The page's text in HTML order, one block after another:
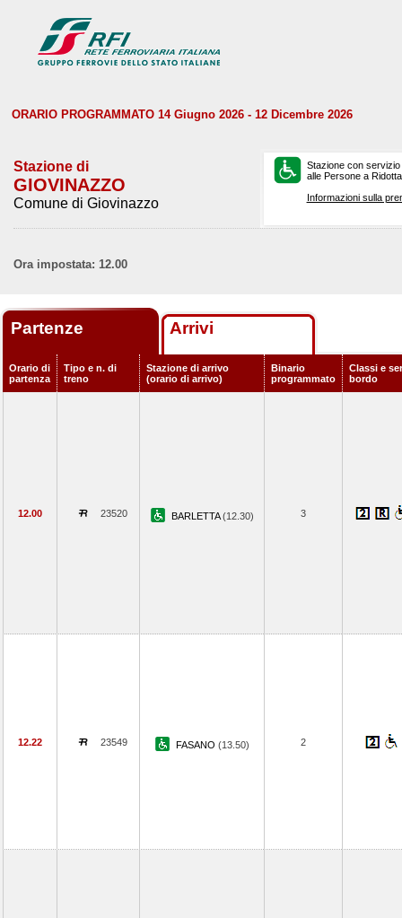
ORARIO PROGRAMMATO 14 Giugno 2026 - 12 Dicembre 2026
Stazione di
GIOVINAZZO
Comune di Giovinazzo
Stazione con
alle Persone a
Informazioni sulla
Ora impostata: 12.00
Partenze Arrivi
Orario di
partenza
Tipo e n. di
treno
Stazione di arrivo
(orario di arrivo)
Binario
programmato
Classi e
bordo
12.00 23520 BARLETTA(12.30) 3
12.22 23549 FASANO (13.50) 2